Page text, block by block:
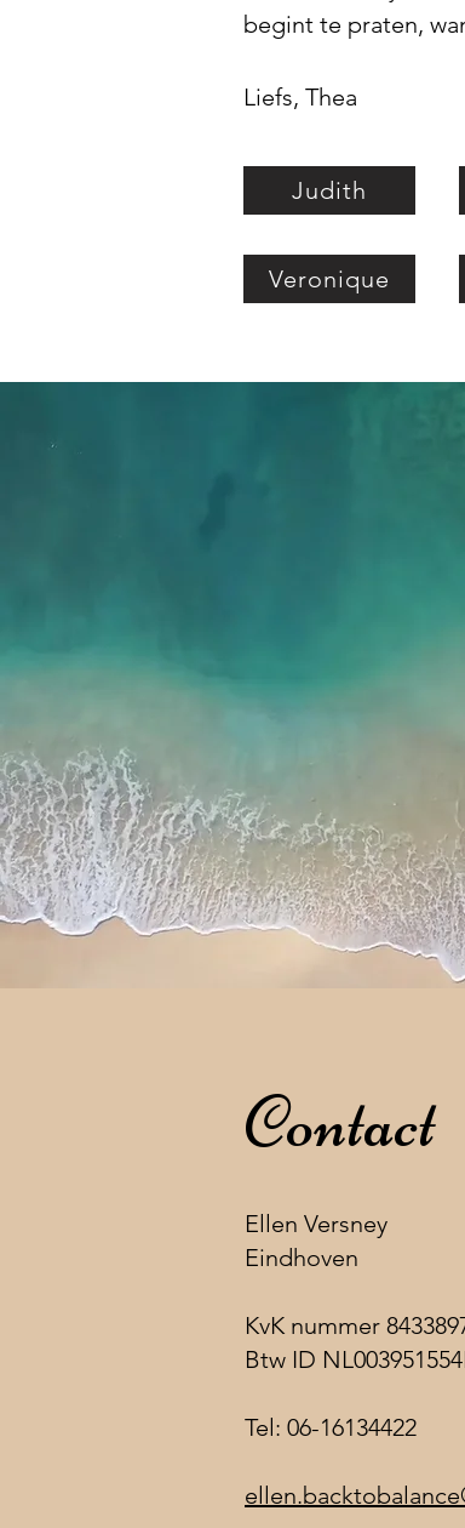
begint te praten,
Liefs, Thea
Judith
Veronique
Contact
Ellen Versney
Eindhoven
KvK nummer
Btw ID
Tel: 06-16134422